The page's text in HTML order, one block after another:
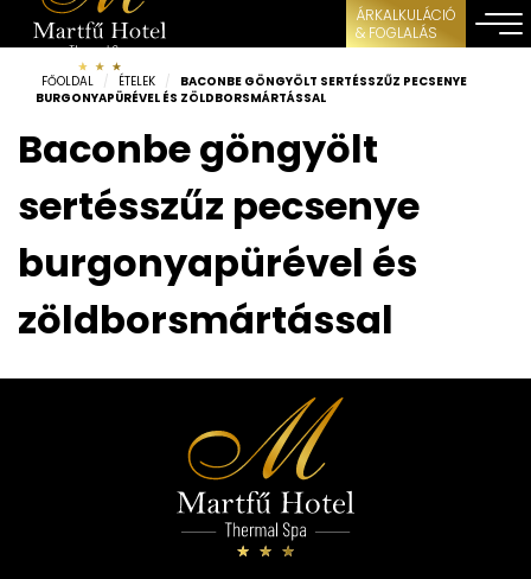
ÁRKALKULÁCIÓ
& FOGLALÁS
FŐOLDAL / ÉTELEK /
BACONBE GÖNGYÖLT SERTÉSSZŰZ PECSENYE
BURGONYAPÜRÉVEL ÉS ZÖLDBORSMÁRTÁSSAL
Baconbe göngyölt
sertésszűz pecsenye
burgonyapürével és
zöldborsmártással